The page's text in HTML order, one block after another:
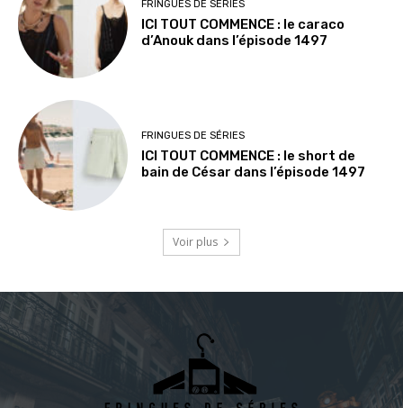
FRINGUES DE SÉRIES
ICI TOUT COMMENCE : le caraco
d’Anouk dans l’épisode 1497
FRINGUES DE SÉRIES
ICI TOUT COMMENCE : le short de
bain de César dans l’épisode 1497
Voir plus